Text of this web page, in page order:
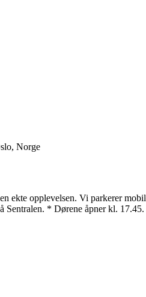
Norge
opplevelsen. Vi parkerer
Sentralen. * Dørene åpner kl. 17.45.